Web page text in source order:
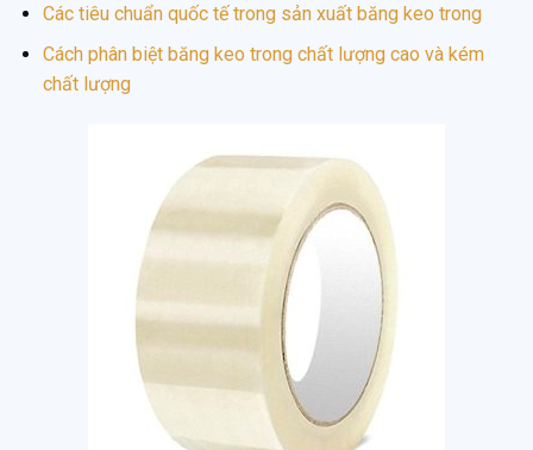
Các tiêu chuẩn quốc tế trong sản xuất băng keo trong
Cách phân biệt băng keo trong chất lượng cao và kém
chất lượng